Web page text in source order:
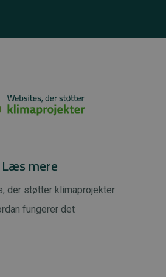
Læs mere
der støtter klimaprojekter
fungerer det